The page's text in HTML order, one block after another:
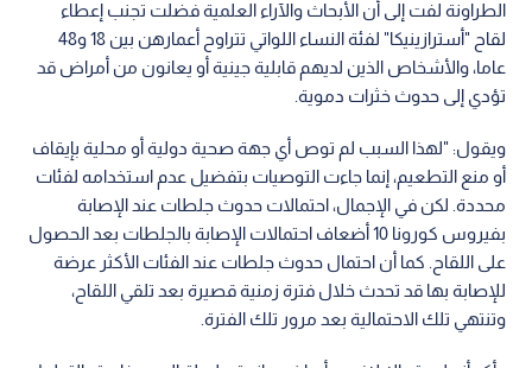
الطراونة لفت إلى أن الأبحاث والآراء العلمية فضلت تجنب إعطاء
لقاح "أسترازينيكا" لفئة النساء اللواتي تتراوح أعمارهن بين 18 و48
عاما، والأشخاص الذين لديهم قابلية جينية أو يعانون من أمراض قد
تؤدي إلى حدوث خثرات دموية.
ويقول: "لهذا السبب لم توص أي جهة صحية دولية أو محلية بإيقاف
أو منع التطعيم، إنما جاءت التوصيات بتفضيل عدم استخدامه لفئات
محددة. لكن في الإجمال، احتمالات حدوث جلطات عند الإصابة
بفيروس كورونا 10 أضعاف احتمالات الإصابة بالجلطات بعد الحصول
على اللقاح. كما أن احتمال حدوث جلطات عند الفئات الأكثر عرضة
للإصابة بها قد تحدث خلال فترة زمنية قصيرة بعد تلقي اللقاح،
وتنتهي تلك الاحتمالية بعد مرور تلك الفترة.